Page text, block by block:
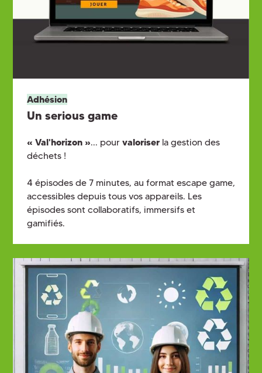
Adhésion
Un serious game
« Val'horizon »... pour valoriser la gestion des
déchets !
4 épisodes de 7 minutes, au format escape game,
accessibles depuis tous vos appareils. Les
épisodes sont collaboratifs, immersifs et
gamifiés.